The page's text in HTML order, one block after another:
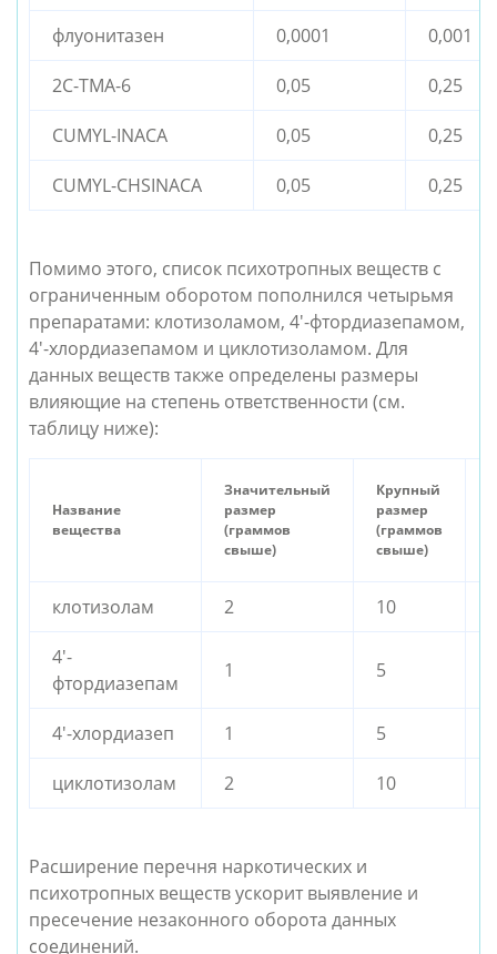
флуонитазен 0,0001 0,001
2C-TMA-6 0,05 0,25
CUMYL-INACA 0,05 0,25
CUMYL-CHSINACA 0,05 0,25
Помимо этого, список психотропных веществ с
ограниченным оборотом пополнился четырьмя
препаратами: клотизоламом, 4'-фтордиазепамом,
4'-хлордиазепамом и циклотизоламом. Для
данных веществ также определены размеры
влияющие на степень ответственности (см.
таблицу ниже):
Название
вещества
Значительный
размер
(граммов
свыше)
Крупный
размер
(граммов
свыше)
клотизолам 2 10
4'-
фтордиазепам
1 5
4'-хлордиазеп 1 5
циклотизолам 2 10
Расширение перечня наркотических и
психотропных веществ ускорит выявление и
пресечение незаконного оборота данных
соединений.